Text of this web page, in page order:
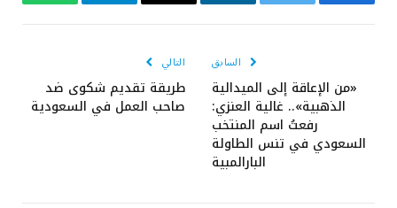
السابق
«من الإعاقة إلى الميدالية
الذهبية».. غالية العنزي:
رفعتُ اسم المنتخب
السعودي في تنس الطاولة
البارالمبية
التالي
طريقة تقديم شكوى ضد
صاحب العمل في السعودية